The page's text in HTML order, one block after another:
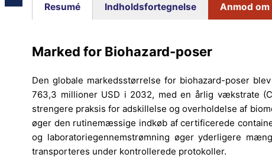
Resumé Indholdsfortegnelse Anmod
Marked for Biohazard-poser
Den globale markedsstørrelse for biohazard-poser
763,3 millioner USD i 2032, med en årlig vækstrate
strengere praksis for adskillelse og overholdelse af
øger den rutinemæssige indkøb af certificerede
og laboratoriegennemstrømning øger yderligere
transporteres under kontrollerede protokoller.